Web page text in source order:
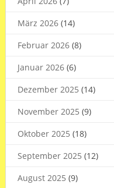
März 2026(14)
Februar 2026(8)
Januar 2026(6)
Dezember 2025 (14)
November 2025 (9)
Oktober 2025 (18)
September 2025 (12)
August 2025 (9)